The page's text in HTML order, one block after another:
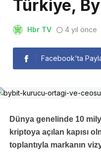
Türkiye,
Hbr TV 4 yıl önce
Facebook'ta
Dünya genelinde 10
kriptoya açılan kapısı
toplantıyla markanın